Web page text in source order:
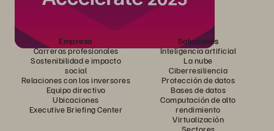
Empresa
Carreras profesionales
Sostenibilidad e impacto
social
Relaciones con los inversores
Equipo directivo
Ubicaciones
Executive Briefing Center
Soluciones
Inteligencia artificial
La nube
Ciberresiliencia
Protección de datos
Bases de datos
Computación de alto
rendimiento
Virtualización
Sectores